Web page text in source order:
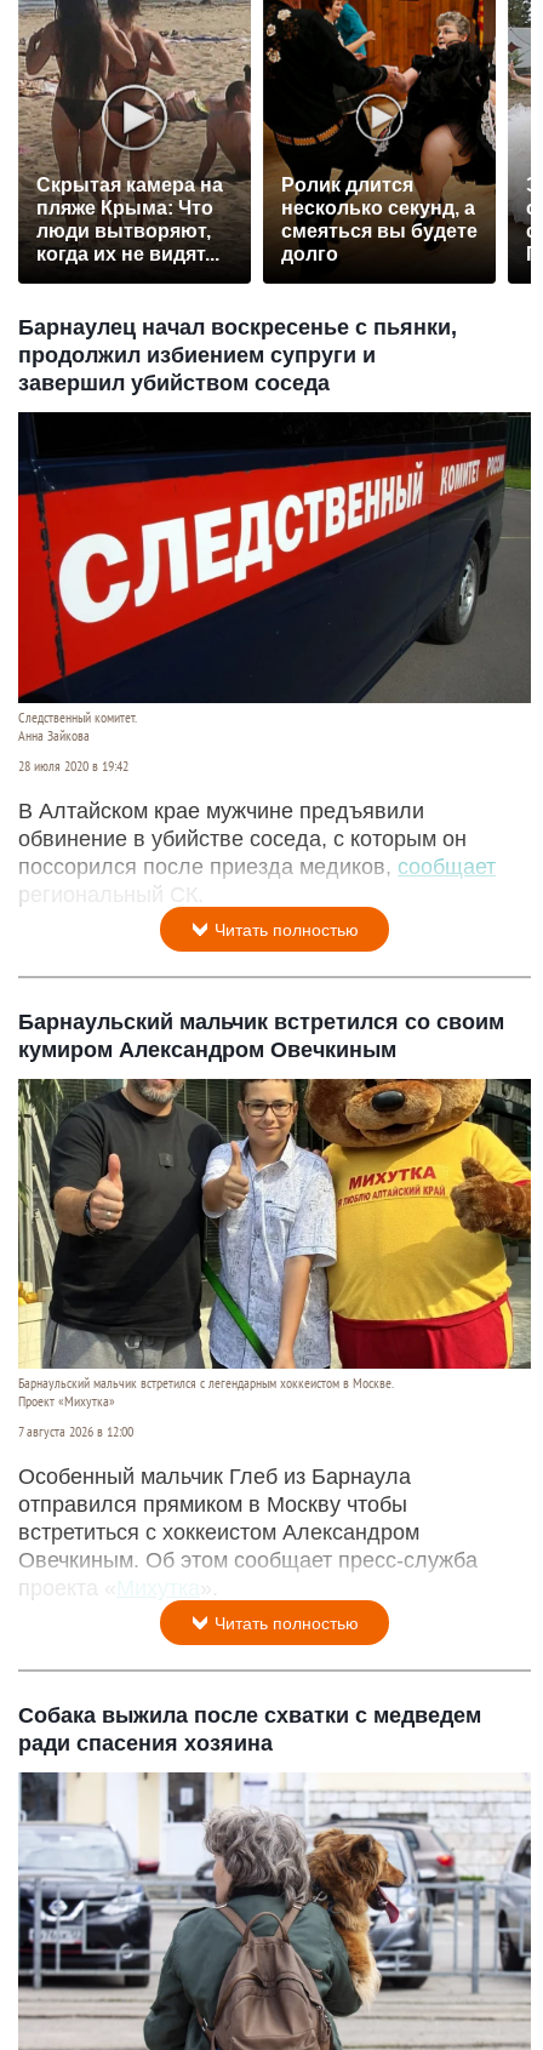
Скрытая камера на
пляже Крыма: Что
люди вытворяют,
когда их не видят...
Ролик длится
несколько секунд, а
смеяться вы будете
долго
Барнаулец начал воскресенье с пьянки,
продолжил избиением супруги и
завершил убийством соседа
Следственный комитет.
Анна Зайкова
28 июля 2020 в 19:42
В Алтайском крае мужчине предъявили
обвинение в убийстве соседа, с которым он
поссорился после приезда медиков, сообщает
региональный СК.
Читать полностью
Барнаульский мальчик встретился со своим
кумиром Александром Овечкиным
Барнаульский мальчик встретился с легендарным хоккеистом в Москве.
Проект «Михутка»
7 августа 2026 в 12:00
Особенный мальчик Глеб из Барнаула
отправился прямиком в Москву чтобы
встретиться с хоккеистом Александром
Овечкиным. Об этом сообщает пресс-служба
проекта « Михутка
Читать полностью
Собака выжила после схватки с медведем
ради спасения хозяина